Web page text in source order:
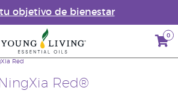
objetivo de bienestar
0
NingXia Red®
Red